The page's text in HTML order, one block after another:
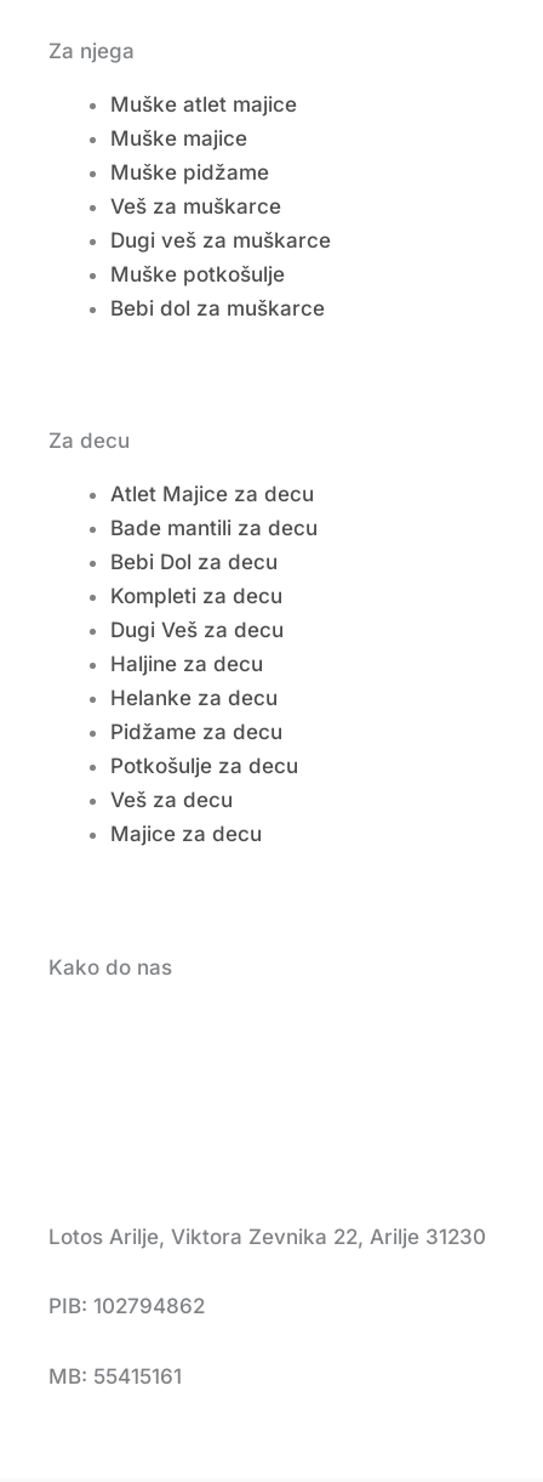
Za njega
Muške atlet majice
Muške majice
Muške pidžame
Veš za muškarce
Dugi veš za muškarce
Muške potkošulje
Bebi dol za muškarce
Za decu
Atlet Majice za decu
Bade mantili za decu
Bebi Dol za decu
Kompleti za decu
Dugi Veš za decu
Haljine za decu
Helanke za decu
Pidžame za decu
Potkošulje za decu
Veš za decu
Majice za decu
Kako do nas
Lotos Arilje, Viktora Zevnika 22, Arilje 31230
PIB: 102794862
MB: 55415161